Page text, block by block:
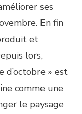
ses
En fin
et
lors,
d’octobre » est
comme une
le paysage